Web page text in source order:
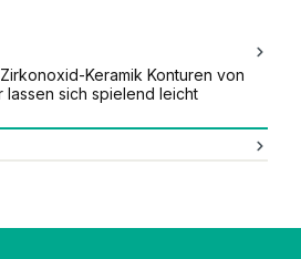
Keramik Konturen von
lassen sich spielend leicht